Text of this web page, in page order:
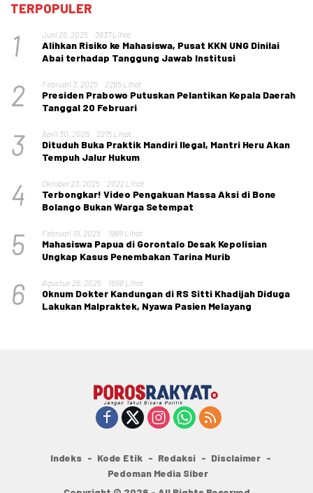
TERPOPULER
1 Juni 26, 2025 3637 Lihat
Alihkan Risiko ke Mahasiswa, Pusat KKN UNG Dinilai
Abai terhadap Tanggung Jawab Institusi
2 Februari 3, 2025 2265 Lihat
Presiden Prabowo Putuskan Pelantikan Kepala Daerah
Tanggal 20 Februari
3 April 30, 2026 2215 Lihat
Dituduh Buka Praktik Mandiri Ilegal, Mantri Heru Akan
Tempuh Jalur Hukum
4 Oktober 23, 2025 2022 Lihat
Terbongkar! Video Pengakuan Massa Aksi di Bone
Bolango Bukan Warga Setempat
5 Februari 19, 2025 1989 Lihat
Mahasiswa Papua di Gorontalo Desak Kepolisian
Ungkap Kasus Penembakan Tarina Murib
6 Agustus 26, 2025 1698 Lihat
Oknum Dokter Kandungan di RS Sitti Khadijah Diduga
Lakukan Malpraktek, Nyawa Pasien Melayang
Indeks Kode Etik Redaksi
Disclaimer
Pedoman Media Siber